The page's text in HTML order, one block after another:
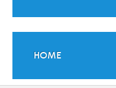
HOME